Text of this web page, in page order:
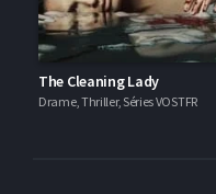
The Cleaning Lady
Drame, Thriller, Séries VOSTFR